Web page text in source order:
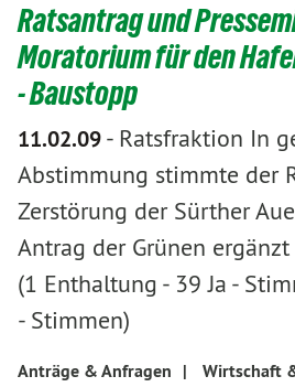
Ratsantrag und
Moratorium für den
- Baustopp
11.02.09- Ratsfraktion In
Abstimmung stimmte der
Zerstörung der Sürther
Antrag der Grünen
(1 Enthaltung - 39 Ja -
- Stimmen)
Anträge & Anfragen |
Wirtschaft